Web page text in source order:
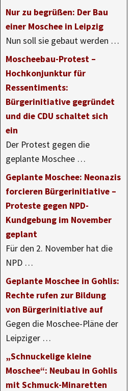
Nur zu begrüßen: Der Bau
einer Moschee in Leipzig
Nun soll sie gebaut werden …
Moscheebau-Protest –
Hochkonjunktur für
Ressentiments:
Bürgerinitiative gegründet
und die CDU schaltet sich
ein
Der Protest gegen die
geplante Moschee …
Geplante Moschee: Neonazis
forcieren Bürgerinitiative –
Proteste gegen NPD-
Kundgebung im November
geplant
Für den 2. November hat die
NPD …
Geplante Moschee in Gohlis:
Rechte rufen zur Bildung
von Bürgerinitiative auf
Gegen die Moschee-Pläne der
Leipziger …
„Schnuckelige kleine
Moschee“: Neubau in Gohlis
mit Schmuck-Minaretten